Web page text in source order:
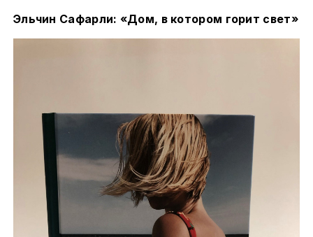
Эльчин Сафарли: «Дом, в котором горит свет»